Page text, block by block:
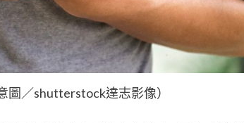
／shutterstock達志影像）